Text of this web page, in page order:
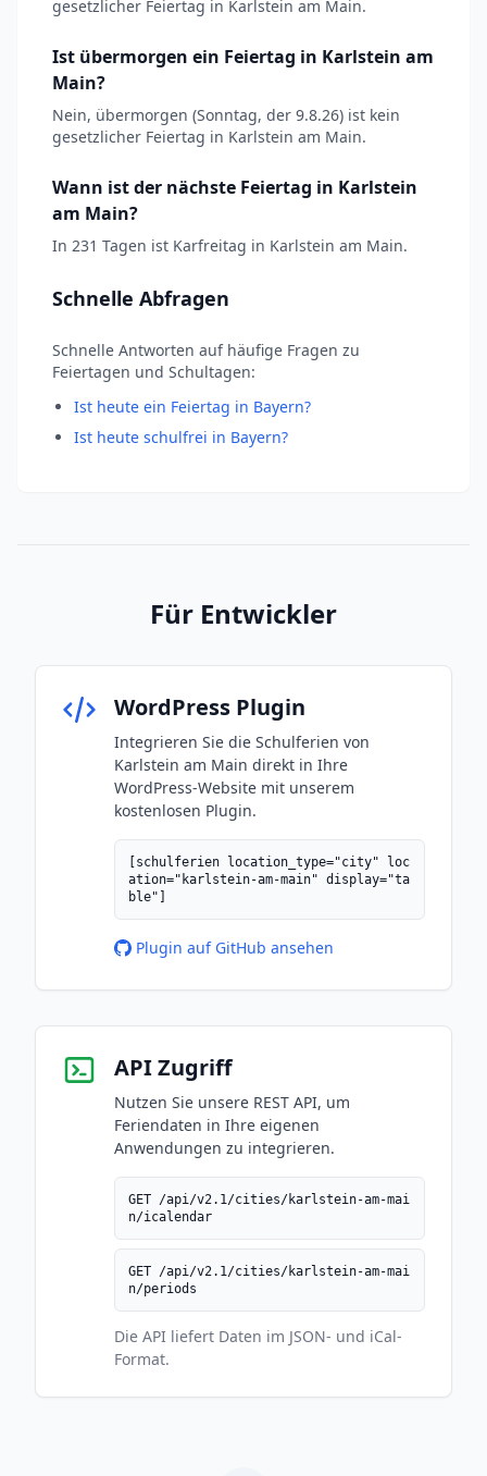
gesetzlicher Feiertag in Karlstein am Main.
Ist übermorgen ein Feiertag in Karlstein am
Main?
Nein, übermorgen (Sonntag, der 9.8.26) ist kein
gesetzlicher Feiertag in Karlstein am Main.
Wann ist der nächste Feiertag in Karlstein
am Main?
In 231 Tagen ist Karfreitag in Karlstein am Main.
Schnelle Abfragen
Schnelle Antworten auf häufige Fragen zu
Feiertagen und Schultagen:
Ist heute ein Feiertag in Bayern?
Ist heute schulfrei in Bayern?
Für Entwickler
WordPress Plugin
Integrieren Sie die Schulferien von
Karlstein am Main direkt in Ihre
WordPress-Website mit unserem
kostenlosen Plugin.
[schulferien location_type="city" loc
ation="karlstein-am-main" display="ta
ble"]
Plugin auf GitHub ansehen
API Zugriff
Nutzen Sie unsere REST API, um
Feriendaten in Ihre eigenen
Anwendungen zu integrieren.
GET /api/v2.1/cities/karlstein-am-mai
n/icalendar
GET /api/v2.1/cities/karlstein-am-mai
n/periods
Die API liefert Daten im JSON- und iCal-
Format.